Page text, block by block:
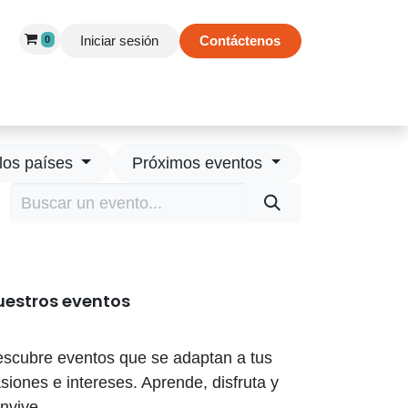
0 Iniciar sesión Contáctenos
países Próximos eventos
eventos
eventos que se adaptan a tus
e intereses. Aprende, disfruta y